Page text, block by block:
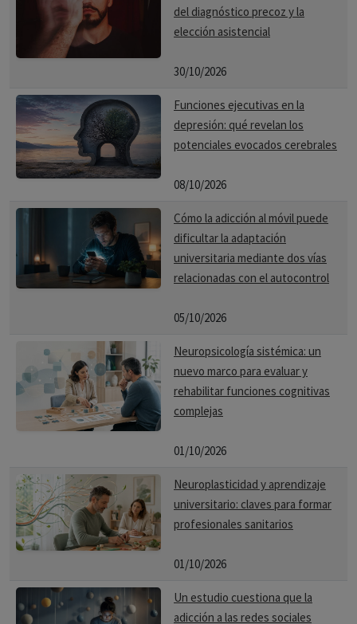
del diagnóstico precoz y la
elección asistencial
30/10/2026
Funciones ejecutivas en la
depresión: qué revelan los
potenciales evocados cerebrales
08/10/2026
Cómo la adicción al móvil puede
dificultar la adaptación
universitaria mediante dos vías
relacionadas con el autocontrol
05/10/2026
Neuropsicología sistémica: un
nuevo marco para evaluar y
rehabilitar funciones cognitivas
complejas
01/10/2026
Neuroplasticidad y aprendizaje
universitario: claves para formar
profesionales sanitarios
01/10/2026
Un estudio cuestiona que la
adicción a las redes sociales